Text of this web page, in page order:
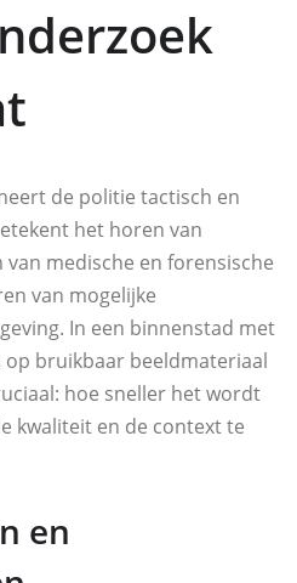
de politie tactisch en
het horen van
medische en forensische
van mogelijke
In een binnenstad met
op bruikbaar beeldmateriaal
hoe sneller het wordt
kwaliteit en de context te
en